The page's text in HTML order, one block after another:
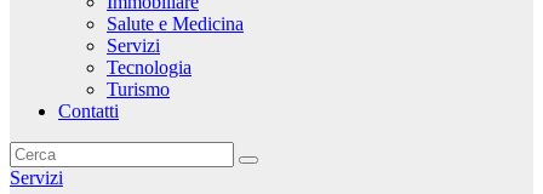
Salute e Medicina
Servizi
Tecnologia
Turismo
Contatti
Servizi